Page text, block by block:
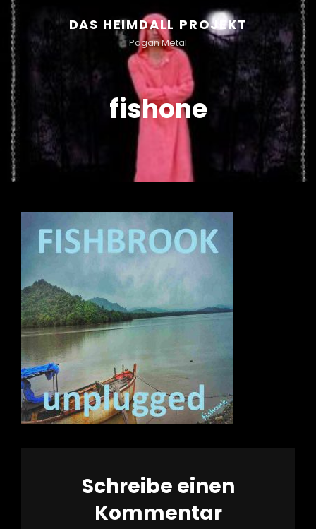
DAS HEIMDALL PROJEKT
Pagan Metal
fishone
Schreibe einen
Kommentar